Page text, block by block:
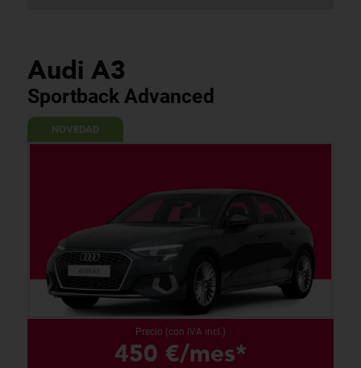
Audi A3
Sportback Advanced
NOVEDAD
Precio (con IVA incl.)
450 €/mes*